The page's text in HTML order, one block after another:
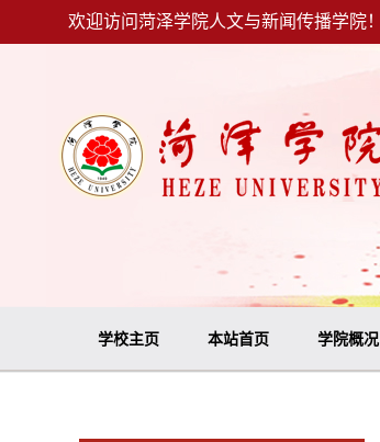
欢迎访问菏泽学院人文与新闻传播学院！
学校主页 本站首页 学院概况